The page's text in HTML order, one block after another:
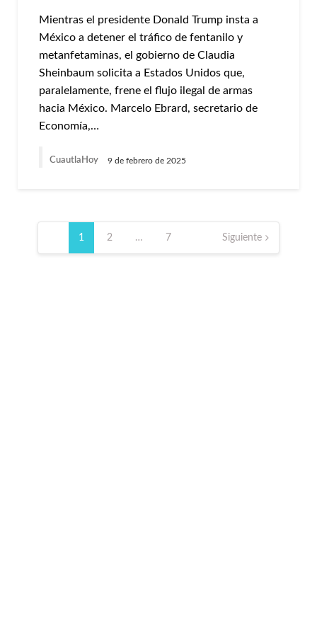
Mientras el presidente Donald Trump insta a
México a detener el tráfico de fentanilo y
metanfetaminas, el gobierno de Claudia
Sheinbaum solicita a Estados Unidos que,
paralelamente, frene el flujo ilegal de armas
hacia México. Marcelo Ebrard, secretario de
Economía,…
CuautlaHoy 9 de febrero de 2025
Paginación
1 2 … 7 Siguiente